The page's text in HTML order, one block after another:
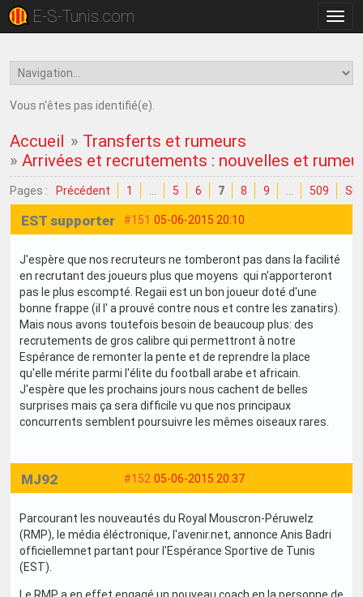
la
E-S-Tunis.com
Vous n'êtes pas identifié(e).
Accueil » Transferts et rumeurs
» Arrivées et recrutements : nouvelles et
Pages : Précédent 1 5 6 7 8 9 509
#151 05-06-2015 20:10
EST supporter
J'espère que nos recruteurs ne tomberont pas dans la facilité
en recrutant des joueurs plus que moyens qui n'apporteront
pas le plus escompté. Regaii est un bon joueur doté d'une
bonne frappe (il l' a prouvé contre nous et contre les zanatirs).
Mais nous avons toutefois besoin de beaucoup plus: des
recrutements de gros calibre qui permettront à notre
Espérance de remonter la pente et de reprendre la place
qu'elle mérite parmi l'élite du football arabe et africain.
J'espère que les prochains jours nous cachent de belles
surprises mais ça sera difficile vu que nos principaux
concurrents semblent poursuivre les mêmes oiseaux rares.
#152 05-06-2015 20:37
MJ92
Parcourant les nouveautés du Royal Mouscron-Péruwelz
(RMP), le média éléctronique, l'avenir.net, annonce Anis Badri
officiellemnet partant pour l'Espérance Sportive de Tunis
(EST).